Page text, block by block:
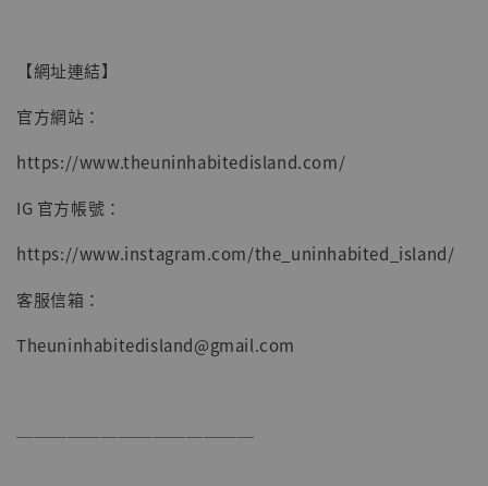
【網址連結】
官方網站：
https://www.theuninhabitedisland.com/
IG 官方帳號：
https://www.instagram.com/the_uninhabited_island/
客服信箱：
Theuninhabitedisland@gmail.com
──────────────